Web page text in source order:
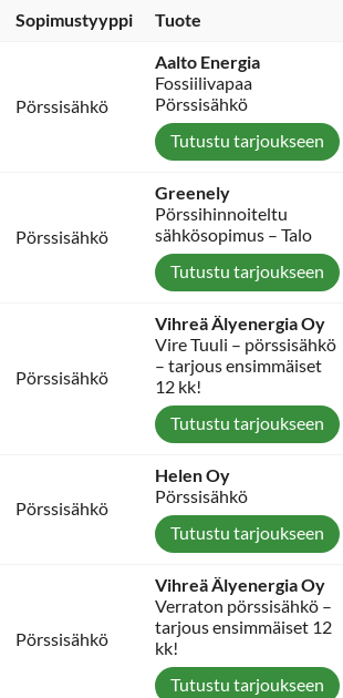
Sopimustyyppi Tuote
Pörssisähkö
Aalto Energia
Fossiilivapaa
Pörssisähkö
Tutustu tarjoukseen
Pörssisähkö
Greenely
Pörssihinnoiteltu
sähkösopimus – Talo
Tutustu tarjoukseen
Pörssisähkö
Vihreä Älyenergia Oy
Vire Tuuli – pörssisähkö
– tarjous ensimmäiset
12 kk!
Tutustu tarjoukseen
Pörssisähkö
Helen Oy
Pörssisähkö
Tutustu tarjoukseen
Pörssisähkö
Vihreä Älyenergia Oy
Verraton pörssisähkö –
tarjous ensimmäiset 12
kk!
Tutustu tarjoukseen